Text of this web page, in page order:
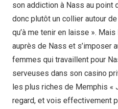
son addiction à Nass au point
donc plutôt un collier autour de
qu’à me tenir en laisse ».
auprès de Nass et s’imposer
femmes qui travaillent pour
serveuses dans son casino
les plus riches de Memphis «
regard, et vois effectivement